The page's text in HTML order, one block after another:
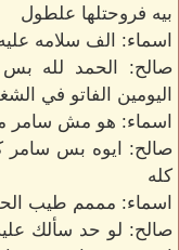
بيه فروحتلها علطول
اسماء: الف سلامه
صالح: الحمد لله
اليومين الفاتو في
اسماء: هو مش سامر
صالح: ايوه بس
كله
اسماء: مممم طيب
صالح: لو حد سألك